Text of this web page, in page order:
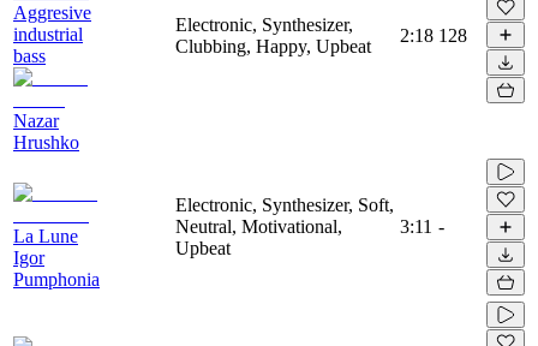
Aggresive
industrial
bass
Nazar
Hrushko
Electronic, Synthesizer,
Clubbing, Happy, Upbeat
2:18 128
La Lune
Igor
Pumphonia
Electronic, Synthesizer, Soft,
Neutral, Motivational,
Upbeat
3:11 -